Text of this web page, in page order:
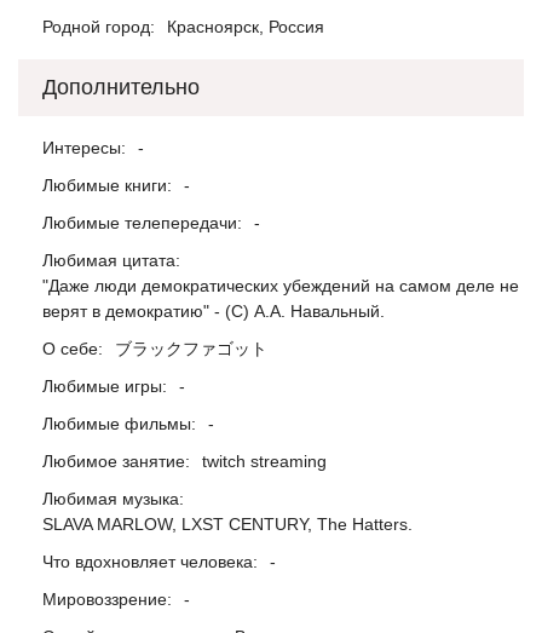
Родной город:
Красноярск, Россия
Дополнительно
Интересы:
-
Любимые книги:
-
Любимые телепередачи:
-
Любимая цитата:
"Даже люди демократических убеждений на самом деле не
верят в демократию" - (С) А.А. Навальный.
О себе:
ブラックファゴット
Любимые игры:
-
Любимые фильмы:
-
Любимое занятие:
twitch streaming
Любимая музыка:
SLAVA MARLOW, LXST CENTURY, The Hatters.
Что вдохновляет человека:
-
Мировоззрение:
-